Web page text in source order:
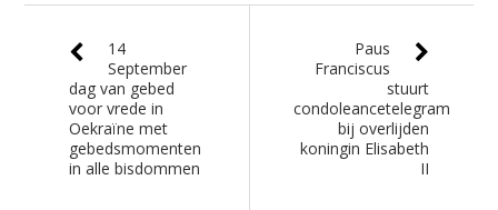
14
September
dag van gebed
voor vrede in
Oekraïne met
gebedsmomenten
in alle bisdommen
Paus
Franciscus
stuurt
condoleancetelegram
bij overlijden
koningin Elisabeth
II